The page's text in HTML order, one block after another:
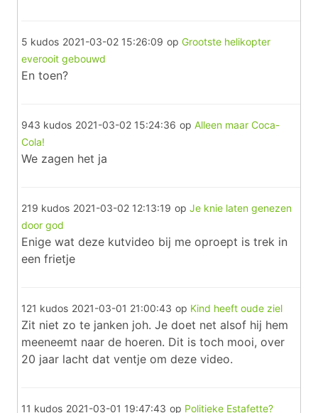
5 kudos 2021-03-02 15:26:09 op Grootste helikopter
everooit gebouwd
En toen?
943 kudos 2021-03-02 15:24:36 op Alleen maar Coca-
Cola!
We zagen het ja
219 kudos 2021-03-02 12:13:19 op Je knie laten genezen
door god
Enige wat deze kutvideo bij me oproept is trek in
een frietje
121 kudos 2021-03-01 21:00:43 op Kind heeft oude ziel
Zit niet zo te janken joh. Je doet net alsof hij hem
meeneemt naar de hoeren. Dit is toch mooi, over
20 jaar lacht dat ventje om deze video.
11 kudos 2021-03-01 19:47:43 op Politieke Estafette?